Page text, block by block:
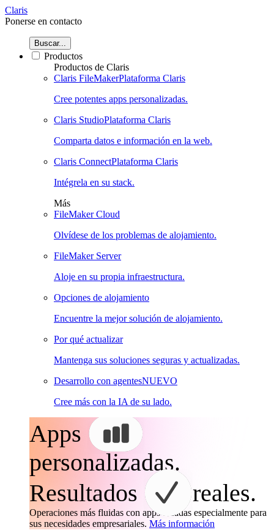
Claris
Ponerse en contacto
Buscar...
Productos
Productos de Claris
Claris FileMakerPlataforma Claris
Cree potentes apps personalizadas.
Claris StudioPlataforma Claris
Comparta datos e información en la web.
Claris ConnectPlataforma Claris
Intégrela en su stack.
Más
FileMaker Cloud
Olvídese de los problemas de alojamiento.
FileMaker Server
Aloje en su propia infraestructura.
Opciones de alojamiento
Encuentre la mejor solución de alojamiento.
Por qué actualizar
Mantenga sus soluciones seguras y actualizadas.
Desarrollo con agentesNUEVO
Cree más con la IA de su lado.
Apps
personalizadas.
Resultados
reales.
Operaciones más fluidas con apps creadas especialmente para
sus necesidades empresariales. Más información